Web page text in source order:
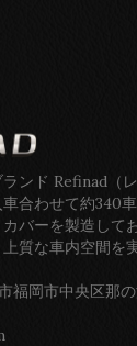
ンド Refinad（
合わせて約340
バーを製造して
質な車内空間を
福岡市中央区那